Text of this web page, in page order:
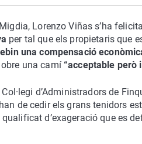
Lorenzo Viñas s’ha
per tal que els propietaris que
una compensació
obre una camí“acceptable però
d’Administradors de
de cedir els grans tenidors
d’exageració que es